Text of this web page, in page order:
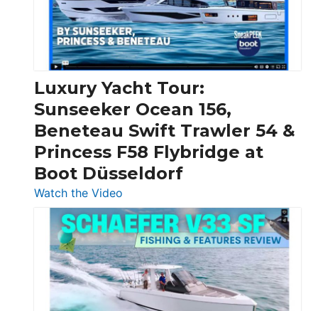
30
Feet
|
Chris-
Craft,
Invictus
&
Quarken
at
Boot
Luxury Yacht Tour:
Sunseeker Ocean 156,
Beneteau Swift Trawler 54 &
Princess F58 Flybridge at
Boot Düsseldorf
Watch the Video
Luxury
Yacht
Tour:
Sunseeker
Ocean
156,